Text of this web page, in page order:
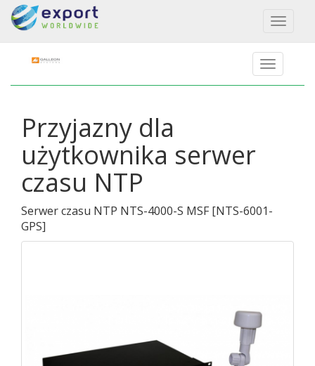
Toggle
Przyjazny dla
użytkownika serwer
czasu NTP
Serwer czasu NTP NTS-4000-S MSF [NTS-6001-
GPS]